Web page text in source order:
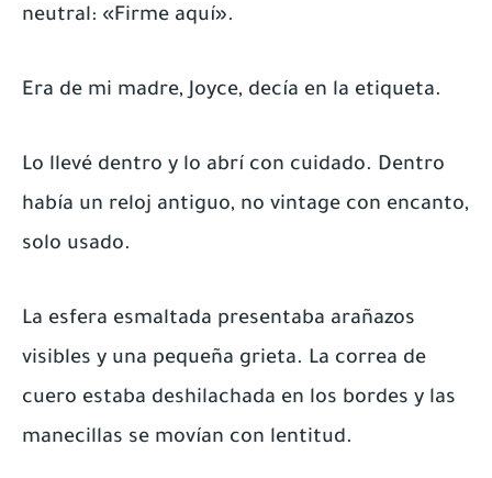
neutral: «Firme aquí».
Era de mi madre, Joyce, decía en la etiqueta.
Lo llevé dentro y lo abrí con cuidado. Dentro
había un reloj antiguo, no vintage con encanto,
solo usado.
La esfera esmaltada presentaba arañazos
visibles y una pequeña grieta. La correa de
cuero estaba deshilachada en los bordes y las
manecillas se movían con lentitud.